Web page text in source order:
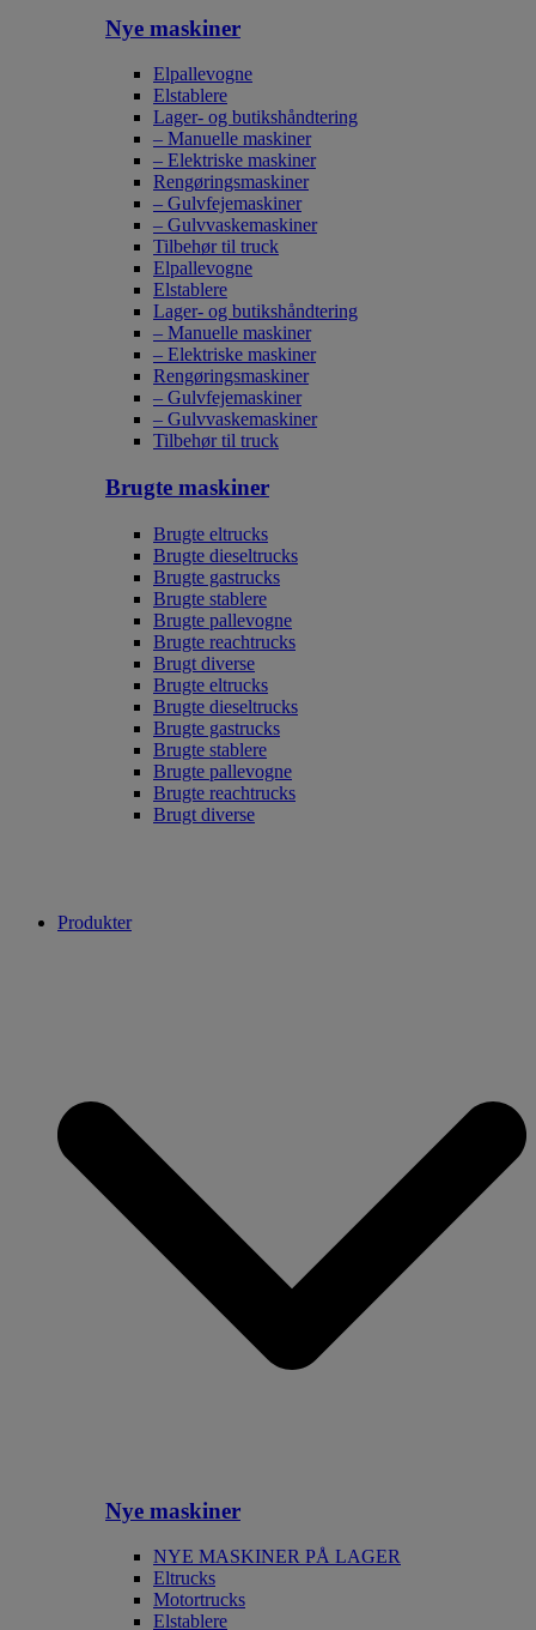
Nye maskiner
Elpallevogne
Elstablere
Lager- og butikshåndtering
– Manuelle maskiner
– Elektriske maskiner
Rengøringsmaskiner
– Gulvfejemaskiner
– Gulvvaskemaskiner
Tilbehør til truck
Elpallevogne
Elstablere
Lager- og butikshåndtering
– Manuelle maskiner
– Elektriske maskiner
Rengøringsmaskiner
– Gulvfejemaskiner
– Gulvvaskemaskiner
Tilbehør til truck
Brugte maskiner
Brugte eltrucks
Brugte dieseltrucks
Brugte gastrucks
Brugte stablere
Brugte pallevogne
Brugte reachtrucks
Brugt diverse
Brugte eltrucks
Brugte dieseltrucks
Brugte gastrucks
Brugte stablere
Brugte pallevogne
Brugte reachtrucks
Brugt diverse
Produkter
Nye maskiner
NYE MASKINER PÅ LAGER
Eltrucks
Motortrucks
Elstablere